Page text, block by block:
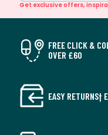
Get exclusive offers,
FREE CLICK &
OVER £60
EASY RETURNS†